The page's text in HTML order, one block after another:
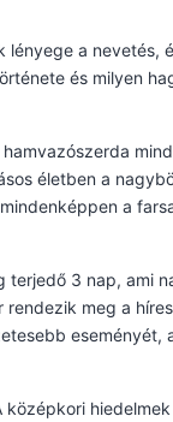
a nevetés,
és milyen
életben a
a
terjedő 3 nap, ami
meg a híres
eseményét,